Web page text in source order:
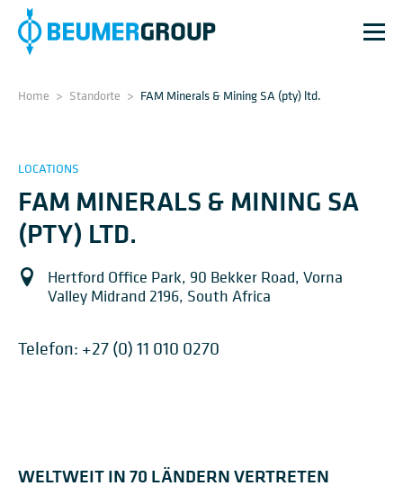
Home > Standorte > FAM Minerals & Mining SA (pty) ltd.
LOCATIONS
FAM MINERALS & MINING SA
(PTY) LTD.
Hertford Office Park, 90 Bekker Road, Vorna
Valley Midrand 2196, South Africa
Telefon: +27 (0) 11 010 0270
WELTWEIT IN 70 LÄNDERN VERTRETEN